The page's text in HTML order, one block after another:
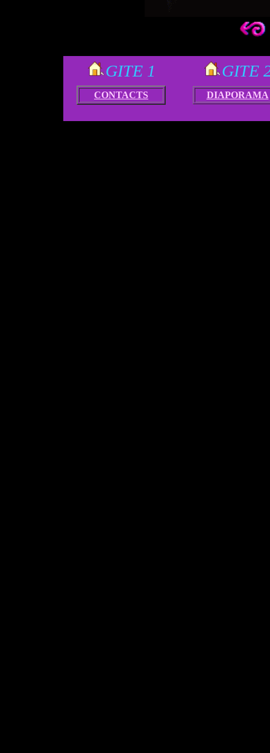
GITE 1 GITE
CONTACTS DIAPORAMA